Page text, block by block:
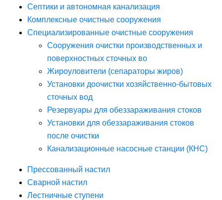
Септики и автономная канализация
Комплексные очистные сооружения
Специализированные очистные сооружения
Сооружения очистки производственных и
поверхностных сточных во
Жироуловители (сепараторы жиров)
Установки доочистки хозяйственно-бытовых
сточных вод
Резервуары для обеззараживания стоков
Установки для обеззараживания стоков
после очистки
Канализационные насосные станции (КНС)
Прессованный настил
Сварной настил
Лестничные ступени